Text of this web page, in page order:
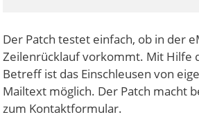
Der Patch testet einfach, ob in der
Zeilenrücklauf vorkommt. Mit Hilfe
Betreff ist das Einschleusen von
Mailtext möglich. Der Patch macht
zum Kontaktformular.